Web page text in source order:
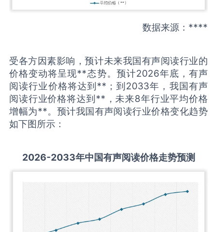
数据来源：****
受各方因素影响，预计未来我国有声阅读行业的
价格变动将呈现**态势。预计2026年底，有声
阅读行业价格将达到**；到2033年，我国有声
阅读行业价格将达到**，未来8年行业平均价格
增幅为**。预计我国有声阅读行业价格变化趋势
如下图所示：
2026-2033年中国有声阅读价格走势预测